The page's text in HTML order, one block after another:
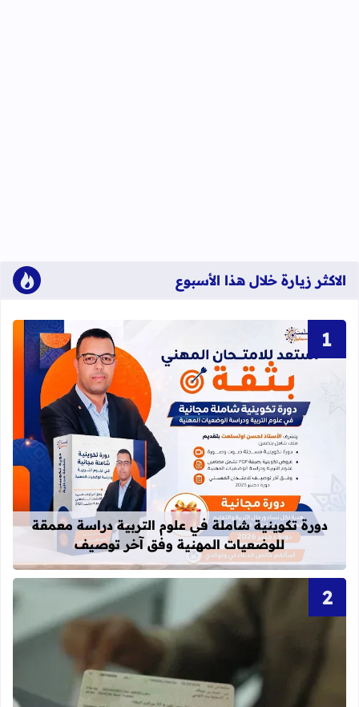
الاكثر زيارة خلال هذا الأسبوع
قراءة المزيد عن دورة تكوينية
دورة تكوينية شاملة في علوم التربية دراسة معمقة
للوضعيات المهنية وفق آخر توصيف
قراءة المزيد عن أحرف و أرقام